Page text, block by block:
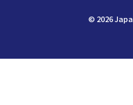
©︎ 2026